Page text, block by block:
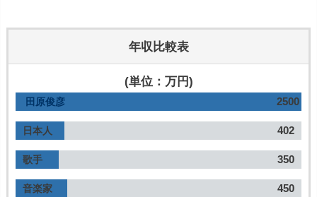
年収比較表
(単位：万円)
田原俊彦 2500
日本人 402
歌手 350
音楽家 450